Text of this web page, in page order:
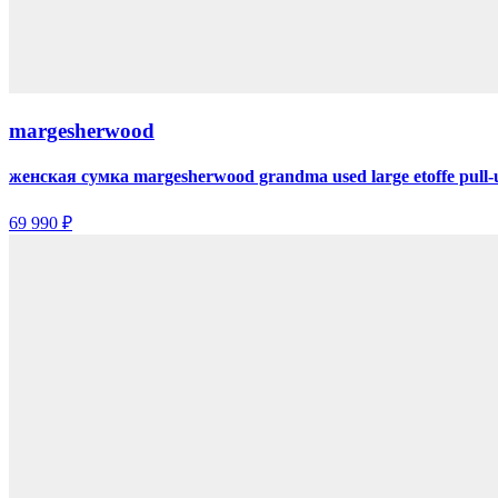
margesherwood
женская сумка margesherwood grandma used large etoffe pull-
69 990 ₽